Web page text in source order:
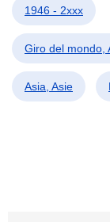
1946 - 2xxx
Giro del mondo,
Asia, Asie